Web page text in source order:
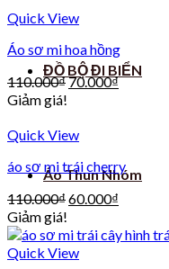
ĐỒ BỘ ĐI BIỂN
Áo Thun Nhóm
Quick View
Áo sơ mi hoa hồng
110.000₫70.000₫
Giảm giá!
Quick View
áo sơ mi trái cherry
110.000₫60.000₫
Giảm giá!
Quick View